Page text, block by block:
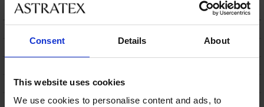
Consent Details About
This website uses cookies
We use cookies to personalise content and ads, to
POPIS
DOPRAVA A PLATBA
ÚDRŽBA A PRANÍ